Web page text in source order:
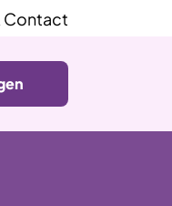
Contact